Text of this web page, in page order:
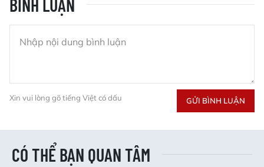
BÌNH LUẬN
Xin vui lòng gõ tiếng Việt có dấu GỬI BÌNH LUẬN
CÓ THỂ BẠN QUAN TÂM